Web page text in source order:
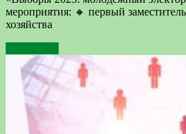
мероприятия: 🔸 первый
хозяйства